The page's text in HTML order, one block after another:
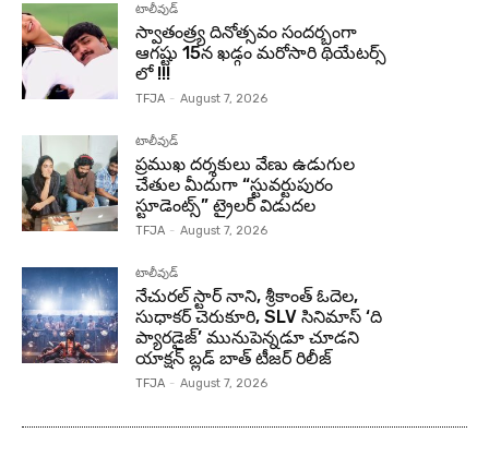
టాలీవుడ్
స్వాతంత్ర్య దినోత్సవం సందర్బంగా
ఆగష్టు 15న ఖడ్గం మరోసారి థియేటర్స్
లో !!!
TFJA - August 7, 2026
టాలీవుడ్
ప్రముఖ దర్శకులు వేణు ఉడుగుల
చేతుల మీదుగా “స్టువర్టుపురం
స్టూడెంట్స్” ట్రైలర్ విడుదల
TFJA - August 7, 2026
టాలీవుడ్
నేచురల్ స్టార్ నాని, శ్రీకాంత్ ఓదెల,
సుధాకర్ చెరుకూరి, SLV సినిమాస్ ‘ది
ప్యారడైజ్’ మునుపెన్నడూ చూడని
యాక్షన్ బ్లడ్ బాత్ టీజర్ రిలీజ్
TFJA - August 7, 2026